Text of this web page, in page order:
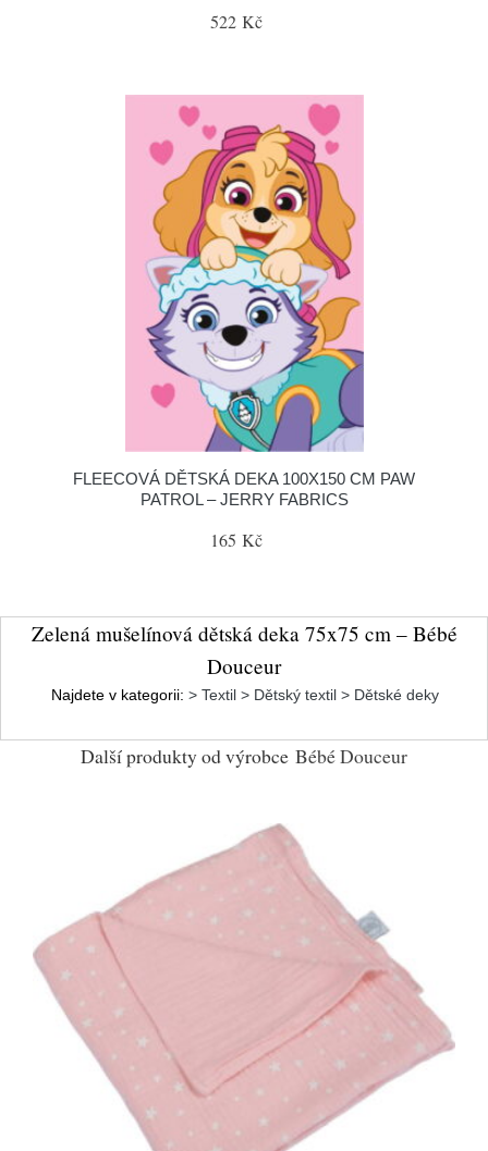
522 Kč
FLEECOVÁ DĚTSKÁ DEKA 100X150 CM PAW
PATROL – JERRY FABRICS
165 Kč
Zelená mušelínová dětská deka 75x75 cm – Bébé
Douceur
Najdete v kategorii: > Textil > Dětský textil > Dětské deky
Další produkty od výrobce Bébé Douceur